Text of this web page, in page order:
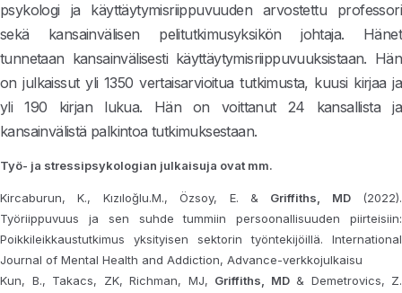
psykologi ja käyttäytymisriippuvuuden arvostettu professori
sekä kansainvälisen pelitutkimusyksikön johtaja. Hänet
tunnetaan kansainvälisesti käyttäytymisriippuvuuksistaan. Hän
on julkaissut yli 1350 vertaisarvioitua tutkimusta, kuusi kirjaa ja
yli 190 kirjan lukua. Hän on voittanut 24 kansallista ja
kansainvälistä palkintoa tutkimuksestaan.
Työ- ja stressipsykologian julkaisuja ovat mm.
Kircaburun, K., Kızıloğlu.M., Özsoy, E. & Griffiths, MD(2022).
Työriippuvuus ja sen suhde tummiin persoonallisuuden piirteisiin:
Poikkileikkaustutkimus yksityisen sektorin työntekijöillä. International
Journal of Mental Health and Addiction, Advance-verkkojulkaisu
Kun, B., Takacs, ZK, Richman, MJ, Griffiths, MD& Demetrovics, Z.